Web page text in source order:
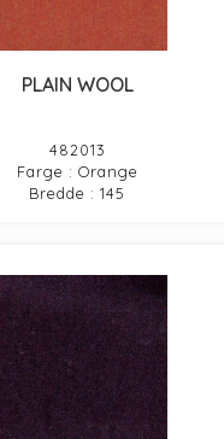
PLAIN WOOL
482013
Farge : Orange
Bredde : 145